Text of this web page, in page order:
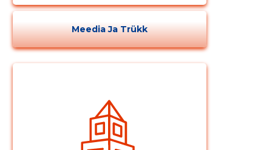
Meedia Ja Trükk
kirjeldust